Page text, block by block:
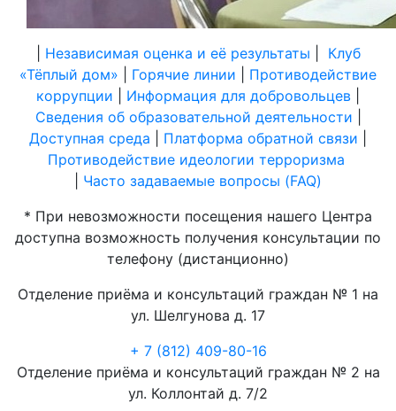
Независимая оценка и её результаты
Клуб
«Тёплый дом»
Горячие линии
Противодействие
коррупции
Информация для добровольцев
Сведения об образовательной деятельности
Доступная среда
Платформа обратной связи
Противодействие идеологии терроризма
Часто задаваемые вопросы (FAQ)
* При невозможности посещения нашего Центра
доступна возможность получения консультации по
телефону (дистанционно)
Отделение приёма и консультаций граждан № 1 на
ул. Шелгунова д. 17
+ 7 (812) 409-80-16
Отделение приёма и консультаций граждан № 2 на
ул. Коллонтай д. 7/2